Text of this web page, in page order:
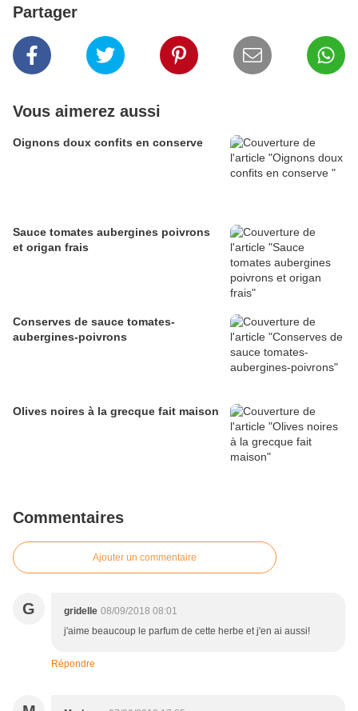
Partager
Vous aimerez aussi
Oignons doux confits en conserve
Sauce tomates aubergines poivrons
et origan frais
Conserves de sauce tomates-
aubergines-poivrons
Olives noires à la grecque fait maison
Commentaires
Ajouter un commentaire
G gridelle 08/09/2018 08:01
j'aime beaucoup le parfum de cette herbe et j'en ai aussi!
Répondre